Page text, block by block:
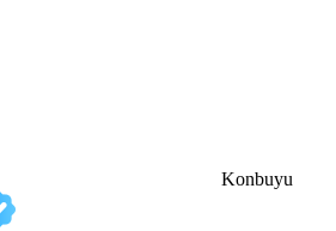
Konbuyu